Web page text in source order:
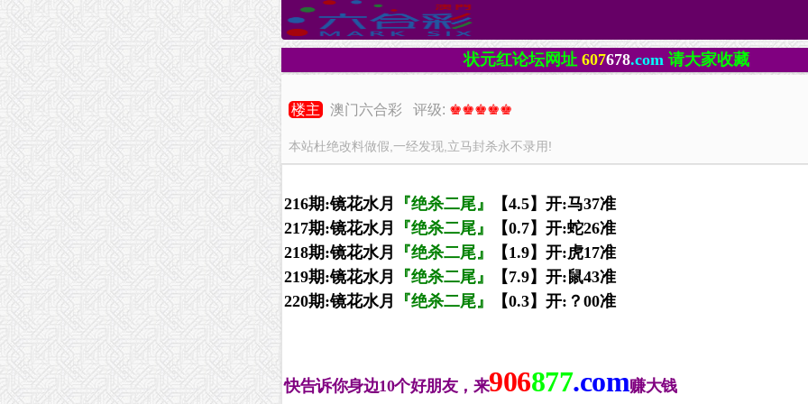
状元红论坛网址 607678.com 请大家收藏
楼主 澳门六合彩 评级: ♚♚♚♚♚
本站杜绝改料做假,一经发现,立马封杀永不录用!
216期:镜花水月 『绝杀二尾』 【4.5】 开:马37准
217期:镜花水月 『绝杀二尾』 【0.7】 开:蛇26准
218期:镜花水月 『绝杀二尾』 【1.9】 开:虎17准
219期:镜花水月 『绝杀二尾』 【7.9】 开:鼠43准
220期:镜花水月 『绝杀二尾』 【0.3】 开: ？00准
快告诉你身边10个好朋友，来906877.com赚大钱